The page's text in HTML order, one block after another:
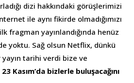
dizi hakkındaki görüşlerimizi
ile aynı fikirde olmadığımızı
fragman yayınlandığında henüz
yoktu. Sağ olsun Netflix, dünkü
tarihi verdi bize ve
23 Kasım’da bizlerle buluşacağını